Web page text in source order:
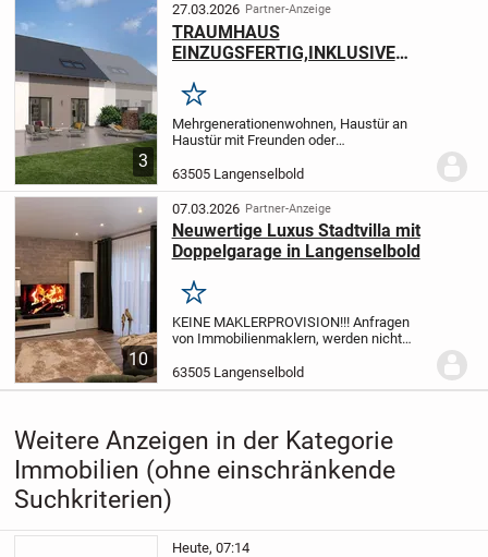
3
27.03.2026 Partner-Anzeige
TRAUMHAUS
EINZUGSFERTIG,INKLUSIVE
ZEITLOS SCHÖN
Merken
Mehrgenerationenwohnen, Haustür an
Haustür mit Freunden oder
Unser Doppelhaus 09 bietet aufgrund der
besonderen Grundrissgestaltung
zahlreiche Nutzungsoptionen. Denn...
63505 Langenselbold
10
07.03.2026 Partner-Anzeige
Neuwertige Luxus Stadtvilla mit
Doppelgarage in Langenselbold
Merken
KEINE MAKLERPROVISION!!! Anfragen
von Immobilienmaklern, werden nicht
Zuhause! Diese beeindruckende
neuwertige Stadtvilla wird Sie mit der
63505 Langenselbold
Weitere Anzeigen in der Kategorie
Immobilien (ohne einschränkende
Suchkriterien)
Heute, 07:14